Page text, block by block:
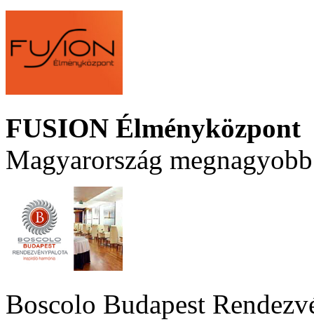
FUSION Élményközpont
Magyarország
Boscolo Budapest